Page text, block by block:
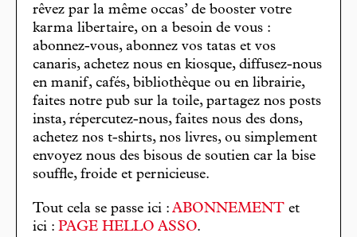
rêvez par la même occas’ de booster votre
karma libertaire, on a besoin de vous :
abonnez-vous, abonnez vos tatas et vos
canaris, achetez nous en kiosque, diffusez-nous
en manif, cafés, bibliothèque ou en librairie,
faites notre pub sur la toile, partagez nos posts
insta, répercutez-nous, faites nous des dons,
achetez nos t-shirts, nos livres, ou simplement
envoyez nous des bisous de soutien car la bise
souffle, froide et pernicieuse.
Tout cela se passe ici : ABONNEMENT et
ici : PAGE HELLO ASSO.